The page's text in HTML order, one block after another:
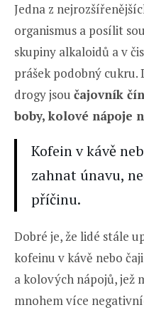
Jedna z
organismus a posílit
skupiny alkaloidů a v
prášek podobný
drogy jsou čajovník
boby, kolové nápoje
Kofein v kávě
zahnat únavu,
příčinu.
Dobré je, že lidé stále
kofeinu v kávě nebo
a kolových nápojů, jež
mnohem více